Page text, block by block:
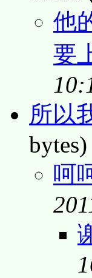
他
要
所以
bytes)
呵